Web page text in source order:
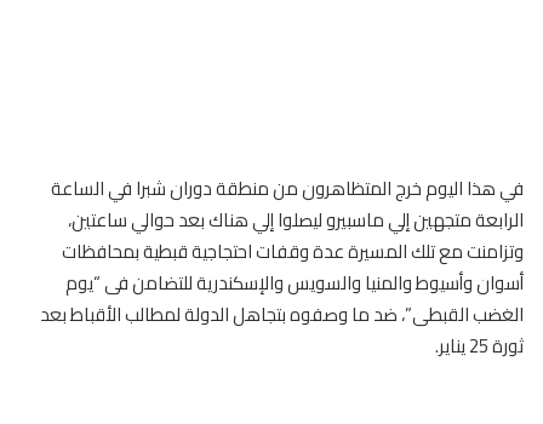
في هذا اليوم خرج المتظاهرون من منطقة دوران شبرا في الساعة
الرابعة متجهين إلي ماسبيرو ليصلوا إلي هناك بعد حوالي ساعتين،
وتزامنت مع تلك المسيرة عدة وقفات احتجاجية قبطية بمحافظات
أسوان وأسيوط والمنيا والسويس والإسكندرية للتضامن فى “يوم
الغضب القبطى”، ضد ما وصفوه بتجاهل الدولة لمطالب الأقباط بعد
ثورة 25 يناير.